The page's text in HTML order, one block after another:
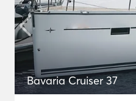
Bavaria Cruiser 37